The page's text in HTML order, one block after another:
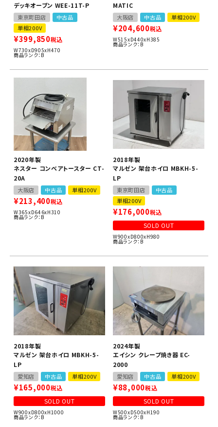
デッキオーブン WEE-11T-P
東京町田店
中古品
単相200V
¥399,850税込
W730xD905xH470
商品ランク：B
MATIC
大阪店 中古品 単相200V
¥204,600税込
W515xD440xH385
商品ランク：B
2020年製
ネスター コンベアトースター CT-
20A
大阪店 中古品 単相200V
¥213,400税込
W365xD646xH310
商品ランク：B
2018年製
マルゼン 架台ホイロ MBKH-5-
LP
東京町田店
中古品
単相200V
¥176,000税込
SOLD OUT
W900xD800xH980
商品ランク：B
2018年製
マルゼン 架台ホイロ MBKH-5-
LP
愛知店 中古品 単相200V
¥165,000税込
SOLD OUT
W900xD800xH1000
商品ランク：B
2024年製
エイシン クレープ焼き器 EC-
2000
愛知店 中古品 単相200V
¥88,000税込
SOLD OUT
W500xD500xH190
商品ランク：B